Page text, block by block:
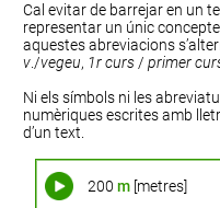
Cal evitar de barrejar en un
representar un únic
aquestes abreviacions
v./vegeu, 1r curs/primer
Ni els símbols ni les
numèriques escrites amb
d’un text.
200 m[metres]